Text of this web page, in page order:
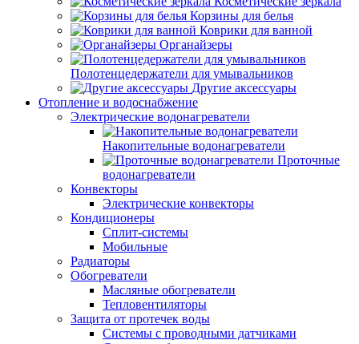
Корзины для белья
Коврики для ванной
Органайзеры
Полотенцедержатели для умывальников
Другие аксессуары
Отопление и водоснабжение
Электрические водонагреватели
Накопительные водонагреватели
Проточные
водонагреватели
Конвекторы
Электрические конвекторы
Кондиционеры
Сплит-системы
Мобильные
Радиаторы
Обогреватели
Масляные обогреватели
Тепловентиляторы
Защита от протечек воды
Системы с проводными датчиками